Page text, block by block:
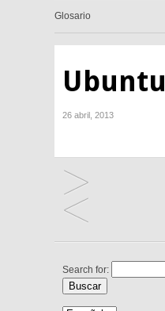
Glosario
Ubuntu
26 abril, 2013
Search for: